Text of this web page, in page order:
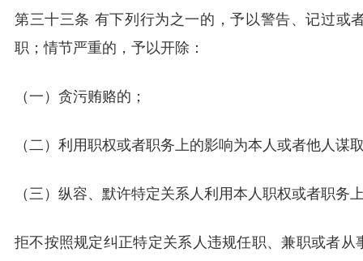
第三十三条 有下列行为之一的，予以警告、记过或
职；情节严重的，予以开除：
（一）贪污贿赂的；
（二）利用职权或者职务上的影响为本人或者他人谋
（三）纵容、默许特定关系人利用本人职权或者职务
拒不按照规定纠正特定关系人违规任职、兼职或者